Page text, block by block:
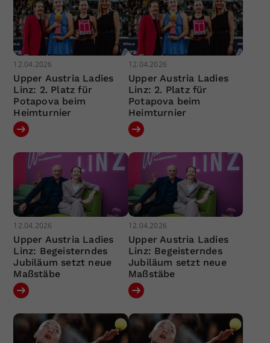
12.04.2026
Upper Austria Ladies
Linz: 2. Platz für
Potapova beim
Heimturnier
12.04.2026
Upper Austria Ladies
Linz: 2. Platz für
Potapova beim
Heimturnier
12.04.2026
Upper Austria Ladies
Linz: Begeisterndes
Jubiläum setzt neue
Maßstäbe
12.04.2026
Upper Austria Ladies
Linz: Begeisterndes
Jubiläum setzt neue
Maßstäbe